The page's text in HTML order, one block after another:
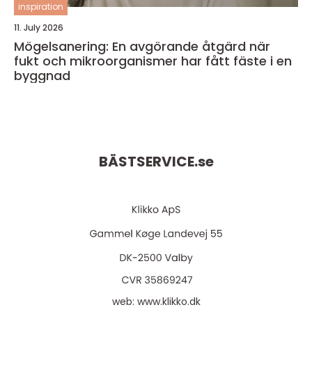
inspiration
11. July 2026
Mögelsanering: En avgörande åtgärd när
fukt och mikroorganismer har fått fäste i en
byggnad
BÄSTSERVICE.se
web: www.klikko.dk